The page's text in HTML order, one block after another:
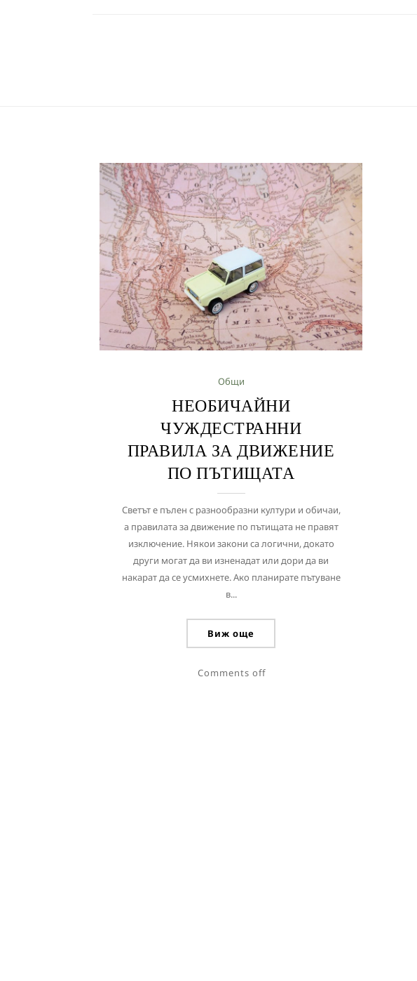
Общи
НЕОБИЧАЙНИ
ЧУЖДЕСТРАННИ
ПРАВИЛА ЗА ДВИЖЕНИЕ
ПО ПЪТИЩАТА
Светът е пълен с разнообразни култури и обичаи,
а правилата за движение по пътищата не правят
изключение. Някои закони са логични, докато
други могат да ви изненадат или дори да ви
накарат да се усмихнете. Ако планирате пътуване
в...
Виж още
Comments off